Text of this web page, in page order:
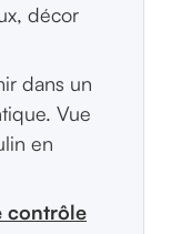
décor
dans un
Vue
en
contrôle